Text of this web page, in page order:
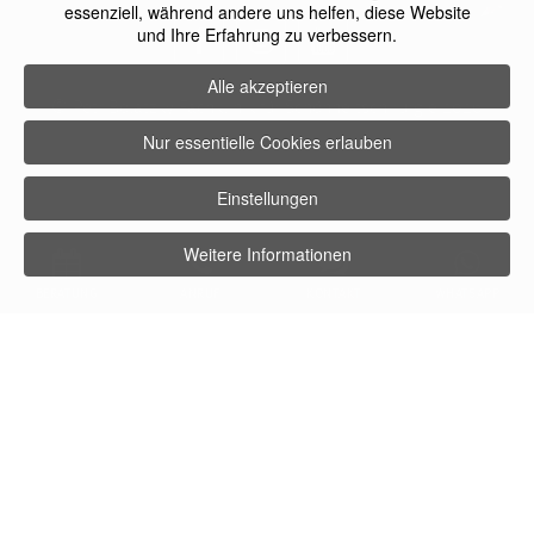
essenziell, während andere uns helfen, diese Website
und Ihre Erfahrung zu verbessern.
Alle akzeptieren
Nur essentielle Cookies erlauben
Einstellungen
Weitere Informationen
facebookinstagram
youtube
©Petr Bolatzky Fachklinik für Schönheitschirurgie2026